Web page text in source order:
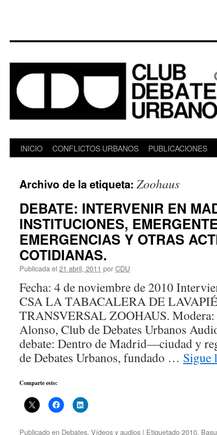
Saltar
contenido
INICIO CONFLICTOS URBANOS PUBLICACIONES
Archivo de la etiqueta: Zoohaus
DEBATE: INTERVENIR EN
INSTITUCIONES,
EMERGENCIAS Y OTRAS
COTIDIANAS.
Publicada el 21 abril, 2011 porCDU
Fecha: 4 de noviembre de 2010
CSA LA TABACALERA DE
TRANSVERSAL ZOOHAUS. Modera:
Alonso, Club de Debates Urbanos
debate: Dentro de Madrid—ciudad y
de Debates Urbanos, fundado … Sigue
Comparte esto:
Publicado en Debates, Vídeos y audios | Etiquetado2010,